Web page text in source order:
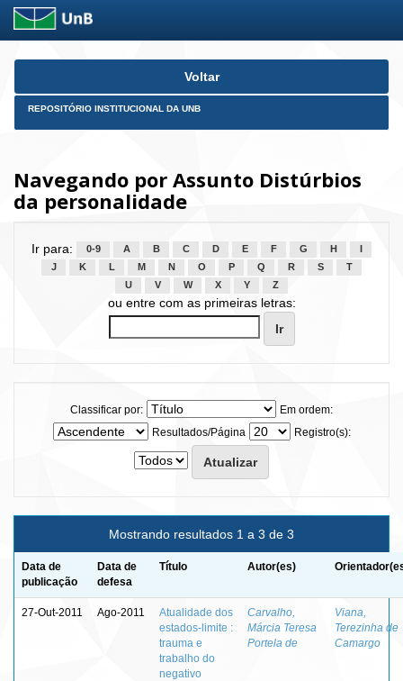
Skip
Voltar
REPOSITÓRIO INSTITUCIONAL DA UNB
Navegando por Assunto Distúrbios
da personalidade
Ir para: 0-9 A B C D E F G H
J
K L M N O P Q R S
T
U
V W X Y Z
ou entre com as primeiras letras:
Classificar por:
Em ordem:
Resultados/Página
Registro(s):
Mostrando resultados 1 a 3 de 3
Data de
publicação
Data de
defesa
Título Autor(es)
27-Out-2011 Ago-2011
Atualidade dos
estados-limite :
trauma e
trabalho do
negativo
Carvalho,
Márcia Teresa
Portela de
Viana,
Terezinha de
Camargo